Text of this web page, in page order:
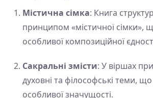
Містична сімка: Книга
принципом «містичної сімки»,
особливої композиційної
Сакральні змісти: У віршах
духовні та філософські теми,
особливої значущості.